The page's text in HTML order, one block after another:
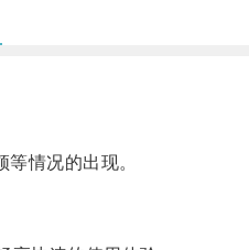
情况的出现。